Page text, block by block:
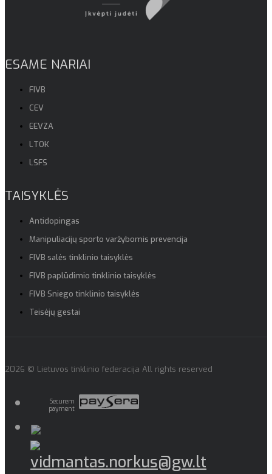
ESAME NARIAI
FIVB
CEV
EEVZA
LTOK
LSFS
TAISYKLĖS
Antidopingas
Manipuliacijų sporto varžybomis prevencija
FIVB salės tinklinio taisyklės
FIVB paplūdimio tinklinio taisyklės
FIVB Sniego tinklinio taisyklės
Teisėjų gestai
2026 © Lietuvos tinklinio federacija All rights reserved
Securem
payment